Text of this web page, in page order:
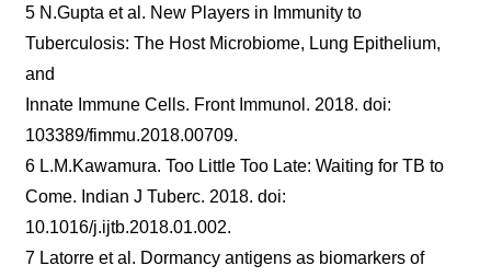
5 N.Gupta et al. New Players in Immunity to
Tuberculosis: The Host Microbiome, Lung Epithelium,
and
Innate Immune Cells. Front Immunol. 2018. doi:
103389/fimmu.2018.00709.
6 L.М.Kawamura. Too Little Too Late: Waiting for TB to
Come. Indian J Tuberc. 2018. doi:
10.1016/j.ijtb.2018.01.002.
7 Latorre et al. Dormancy antigens as biomarkers of